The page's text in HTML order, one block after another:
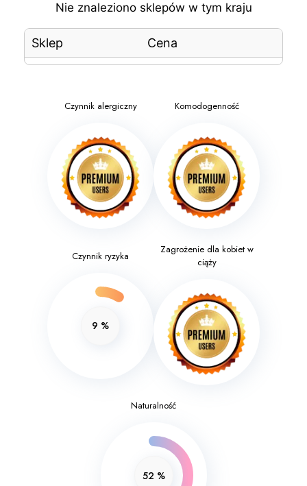
Nie znaleziono sklepów w tym kraju
Sklep Cena
Czynnik alergiczny Komodogenność
Czynnik ryzyka
9 %
Zagrożenie dla kobiet w
ciąży
Naturalność
52 %